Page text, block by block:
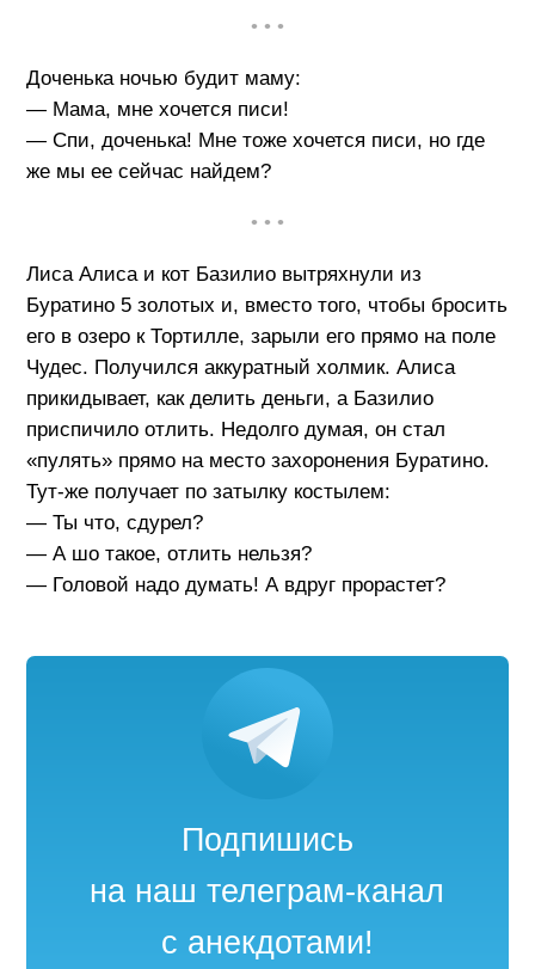
• • •
Доченька ночью будит маму:
— Мама, мне хочется писи!
— Спи, доченька! Мне тоже хочется писи, но где
же мы ее сейчас найдем?
• • •
Лиса Алиса и кот Базилио вытряхнули из
Буратино 5 золотых и, вместо того, чтобы бросить
его в озеро к Тортилле, зарыли его прямо на поле
Чудес. Получился аккуратный холмик. Алиса
прикидывает, как делить деньги, а Базилио
приспичило отлить. Недолго думая, он стал
«пулять» прямо на место захоронения Буратино.
Тут-же получает по затылку костылем:
— Ты что, сдурел?
— А шо такое, отлить нельзя?
— Головой надо думать! А вдруг прорастет?
Подпишись
на наш телеграм-канал
с анекдотами!